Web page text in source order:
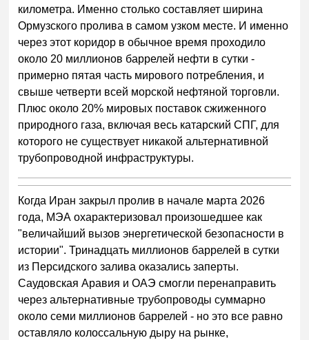
километра. Именно столько составляет ширина
Ормузского пролива в самом узком месте. И именно
через этот коридор в обычное время проходило
около 20 миллионов баррелей нефти в сутки -
примерно пятая часть мирового потребления, и
свыше четверти всей морской нефтяной торговли.
Плюс около 20% мировых поставок сжиженного
природного газа, включая весь катарский СПГ, для
которого не существует никакой альтернативной
трубопроводной инфраструктуры.
Когда Иран закрыл пролив в начале марта 2026
года, МЭА охарактеризовал произошедшее как
"величайший вызов энергетической безопасности в
истории". Тринадцать миллионов баррелей в сутки
из Персидского залива оказались заперты.
Саудовская Аравия и ОАЭ смогли перенаправить
через альтернативные трубопроводы суммарно
около семи миллионов баррелей - но это все равно
оставляло колоссальную дыру на рынке,